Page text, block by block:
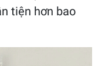
tiện hơn bao